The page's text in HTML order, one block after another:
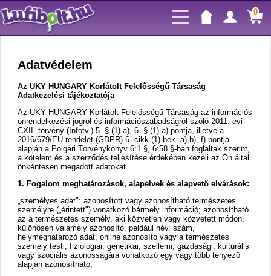
0
Adatvédelem
Az UKY HUNGARY Korlátolt Felelősségű Társaság
Adatkezelési tájékoztatója
Az UKY HUNGARY Korlátolt Felelősségű Társaság az információs
önrendelkezési jogról és információszabadságról szóló 2011. évi
CXII. törvény (Infotv.) 5. § (1) a), 6. § (1) a) pontja, illetve a
2016/679/EU rendelet (GDPR) 6. cikk (1) bek. a),b), f) pontja
alapján a Polgári Törvénykönyv 6:1 §, 6:58 §-ban foglaltak szerint,
a kötelem és a szerződés teljesítése érdekében kezeli az Ön által
önkéntesen megadott adatokat.
1. Fogalom meghatározások, alapelvek és alapvető elvárások:
„személyes adat": azonosított vagy azonosítható természetes
személyre („érintett") vonatkozó bármely információ; azonosítható
az a természetes személy, aki közvetlen vagy közvetett módon,
különösen valamely azonosító, például név, szám,
helymeghatározó adat, online azonosító vagy a természetes
személy testi, fiziológiai, genetikai, szellemi, gazdasági, kulturális
vagy szociális azonosságára vonatkozó egy vagy több tényező
alapján azonosítható;